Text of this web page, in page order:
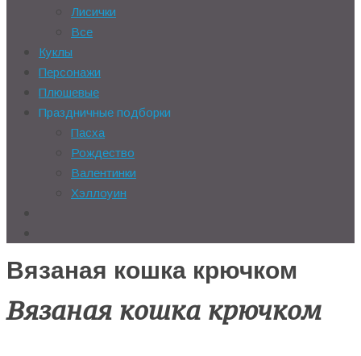
Лисички
Все
Куклы
Персонажи
Плюшевые
Праздничные подборки
Пасха
Рождество
Валентинки
Хэллоуин
Вязаная кошка крючком
Вязаная кошка крючком